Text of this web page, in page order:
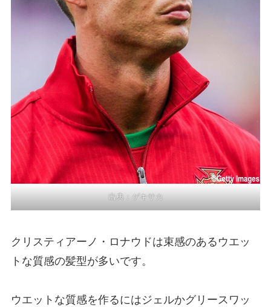
出典： ゲキサカ
クリスティアーノ・ロナウドは束感のあるウエッ
トな質感の髪型が多いです。
ウエットな質感を作るにはジェルかグリースワッ